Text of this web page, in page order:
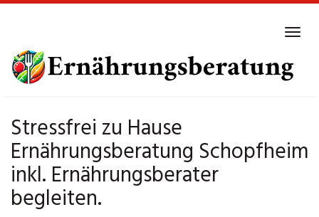
main
content
Stressfrei zu Hause
Ernährungsberatung Schopfheim
inkl. Ernährungsberater
begleiten.